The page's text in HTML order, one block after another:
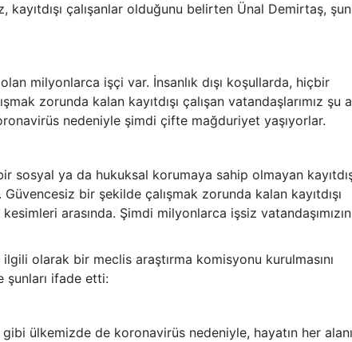
çalışanlar olduğunu belirten Ünal Demirtaş,
milyonlarca işçi var. İnsanlık dışı koşullarda, hiçbir
zorunda kalan kayıtdışı çalışan vatandaşlarımız şu
nedeniyle şimdi çifte mağduriyet yaşıyorlar.
sosyal ya da hukuksal korumaya sahip olmayan
bir şekilde çalışmak zorunda kalan kayıtdışı
arasında. Şimdi milyonlarca işsiz vatandaşımızın
olarak bir meclis araştırma komisyonu kurulmasını
şunları ifade etti:
ülkemizde de koronavirüs nedeniyle, hayatın her